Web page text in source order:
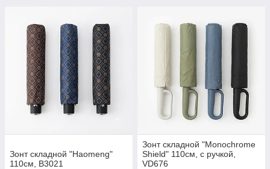
Зонт складной "Haomeng"
110см, B3021
Зонт складной "Monochrome
Shield" 110см, с ручкой,
VD676